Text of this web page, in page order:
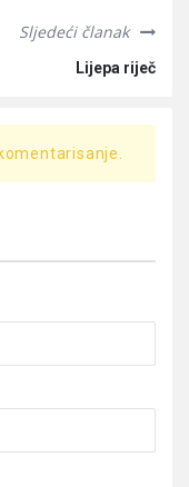
Sljedeći članak
Lijepa riječ